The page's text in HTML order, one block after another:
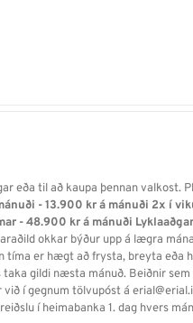
eða til að kaupa þennan valkost.
- 13.900 kr á mánuði 2x í
- 48.900 kr á mánuði
okkar býður upp á lægra
tíma er hægt að frysta, breyta
gildi næsta mánuð. Beiðnir
í gegnum tölvupóst á
í heimabanka 1. dag hvers